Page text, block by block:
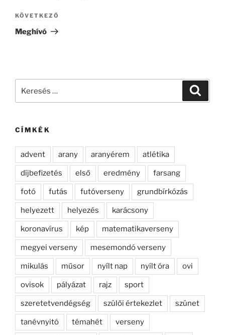
Következő
bejegyzés
KÖVETKEZŐ
Meghívó
CÍMKÉK
advent arany aranyérem atlétika
díjbefizetés első eredmény farsang
fotó futás futóverseny grundbírkózás
helyezett helyezés karácsony
koronavírus kép matematikaverseny
megyei verseny mesemondó verseny
mikulás műsor nyílt nap nyílt óra ovi
ovisok pályázat rajz sport
szeretetvendégség szülői értekezlet szünet
tanévnyitó témahét verseny